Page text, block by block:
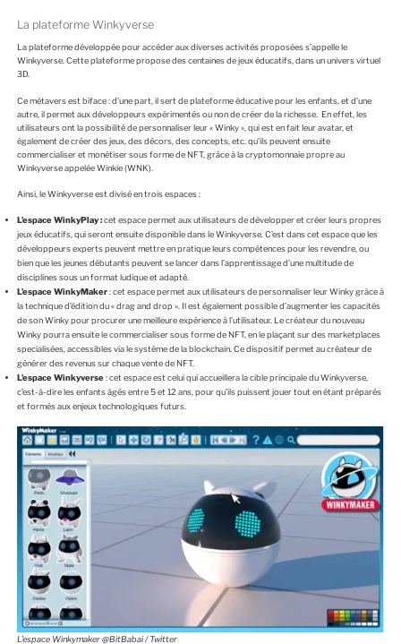
La plateforme Winkyverse
La plateforme développée pour accéder aux diverses activités proposées s’appelle le
Winkyverse. Cette plateforme propose des centaines de jeux éducatifs, dans un univers virtuel
3D.
Ce métavers est biface : d’une part, il sert de plateforme éducative pour les enfants, et d’une
autre, il permet aux développeurs expérimentés ou non de créer de la richesse. En effet, les
utilisateurs ont la possibilité de personnaliser leur « Winky », qui est en fait leur avatar, et
également de créer des jeux, des décors, des concepts, etc. qu’ils peuvent ensuite
commercialiser et monétiser sous forme de NFT, grâce à la cryptomonnaie propre au
Winkyverse appelée Winkie (WNK).
Ainsi, le Winkyverse est divisé en trois espaces :
L’espace WinkyPlay :cet espace permet aux utilisateurs de développer et créer leurs propres
jeux éducatifs, qui seront ensuite disponible dans le Winkyverse. C’est dans cet espace que les
développeurs experts peuvent mettre en pratique leurs compétences pour les revendre, ou
bien que les jeunes débutants peuvent se lancer dans l’apprentissage d’une multitude de
disciplines sous un format ludique et adapté.
L’espace WinkyMaker: cet espace permet aux utilisateurs de personnaliser leur Winky grâce à
la technique d’édition du « drag and drop ». Il est également possible d’augmenter les capacités
de son Winky pour procurer une meilleure expérience à l’utilisateur. Le créateur du nouveau
Winky pourra ensuite le commercialiser sous forme de NFT, en le plaçant sur des marketplaces
specialisées, accessibles via le système de la blockchain. Ce dispositif permet au créateur de
générer des revenus sur chaque vente de NFT.
L’espace Winkyverse: cet espace est celui qui accueillera la cible principale du Winkyverse,
c’est-à-dire les enfants âgés entre 5 et 12 ans, pour qu’ils puissent jouer tout en étant préparés
et formés aux enjeux technologiques futurs.
L’espace Winkymaker @BitBabai / Twitter